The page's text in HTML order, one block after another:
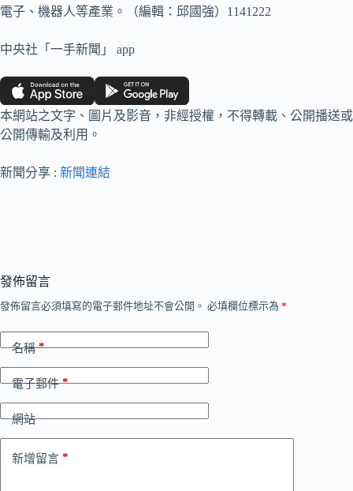
電子、機器人等產業。（編輯：邱國強）1141222
中央社「一手新聞」 app
本網站之文字、圖片及影音，非經授權，不得轉載、公開播送或
公開傳輸及利用。
新聞分享 : 新聞連結
發佈留言
發佈留言必須填寫的電子郵件地址不會公開。 必填欄位標示為 *
名稱*
電子郵件*
網站
新增留言 *